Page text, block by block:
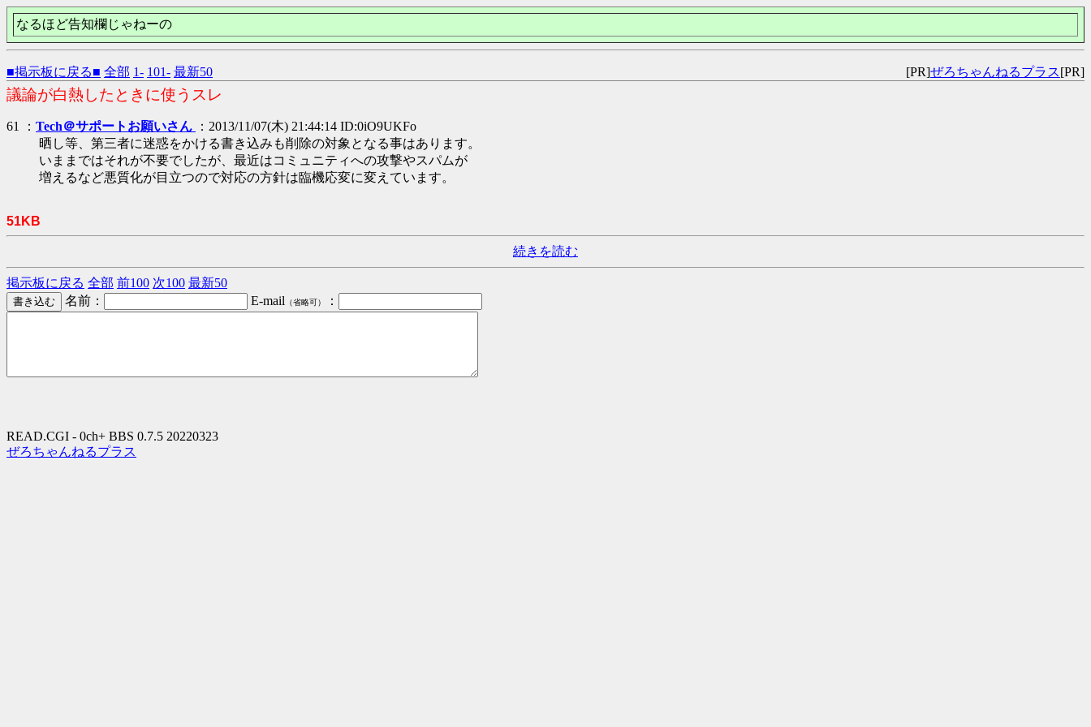
なるほど告知欄じゃねーの
■掲示板に戻る■ 全部 1- 101- 最新50 [PR]ぜろちゃんねるプラス[PR]
議論が白熱したときに使うスレ
61 ： Tech＠サポートお願いさん
：2013/11/07(木) 21:44:14 ID:0iO9UKFo
晒し等、第三者に迷惑をかける書き込みも削除の対象となる事はあります。
いままではそれが不要でしたが、最近はコミュニティへの攻撃やスパムが
増えるなど悪質化が目立つので対応の方針は臨機応変に変えています。
51KB
続きを読む
掲示板に戻る 全部 前100 次100 最新50
名前：
E-mail （省略可） ：
READ.CGI - 0ch+ BBS 0.7.5 20220323
ぜろちゃんねるプラス